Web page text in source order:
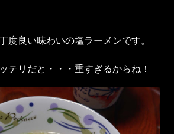
良い味わいの塩ラーメンです。
テリだと・・・重すぎるからね！